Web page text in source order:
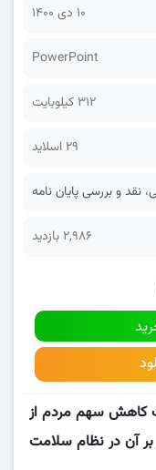
۱۰ دی ۱۴۰۰
PowerPoint
312 کیلوبایت
29 اسلاید
، نقد و بررسی پایان نامه
2,986 بازدید
کاهش سهم مردم از
آن در نظام سلامت